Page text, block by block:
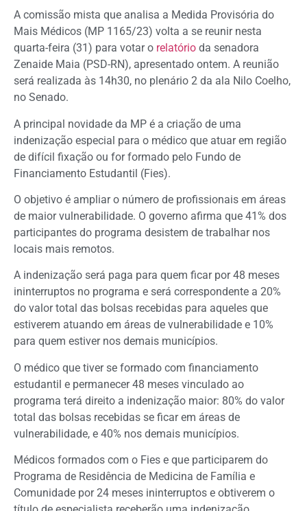
A comissão mista que analisa a Medida Provisória do
Mais Médicos (MP 1165/23) volta a se reunir nesta
quarta-feira (31) para votar o relatório da senadora
Zenaide Maia (PSD-RN), apresentado ontem. A reunião
será realizada às 14h30, no plenário 2 da ala Nilo Coelho,
no Senado.
A principal novidade da MP é a criação de uma
indenização especial para o médico que atuar em região
de difícil fixação ou for formado pelo Fundo de
Financiamento Estudantil (Fies).
O objetivo é ampliar o número de profissionais em áreas
de maior vulnerabilidade. O governo afirma que 41% dos
participantes do programa desistem de trabalhar nos
locais mais remotos.
A indenização será paga para quem ficar por 48 meses
ininterruptos no programa e será correspondente a 20%
do valor total das bolsas recebidas para aqueles que
estiverem atuando em áreas de vulnerabilidade e 10%
para quem estiver nos demais municípios.
O médico que tiver se formado com financiamento
estudantil e permanecer 48 meses vinculado ao
programa terá direito a indenização maior: 80% do valor
total das bolsas recebidas se ficar em áreas de
vulnerabilidade, e 40% nos demais municípios.
Médicos formados com o Fies e que participarem do
Programa de Residência de Medicina de Família e
Comunidade por 24 meses ininterruptos e obtiverem o